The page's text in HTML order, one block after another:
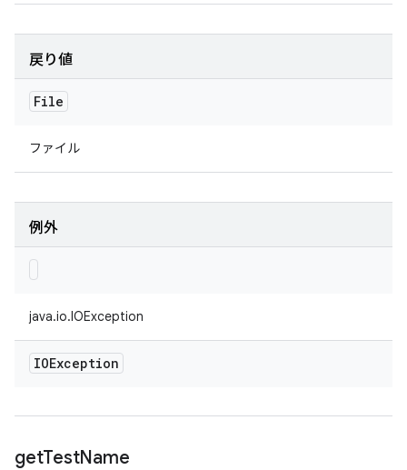
戻り値
File
ファイル
例外
java.io.IOException
IOException
getTestName